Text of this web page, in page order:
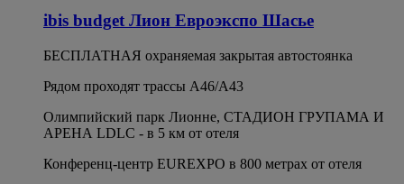
ibis budget Лион Евроэкспо Шасье
БЕСПЛАТНАЯ охраняемая закрытая автостоянка
Рядом проходят трассы A46/A43
Олимпийский парк Лионне, СТАДИОН ГРУПАМА И
АРЕНА LDLC - в 5 км от отеля
Конференц-центр EUREXPO в 800 метрах от отеля